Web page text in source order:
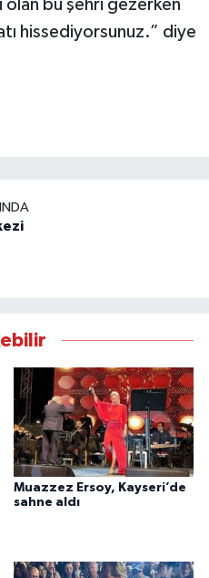
olan bu şehri gezerken
hissediyorsunuz.” diye
Muazzez Ersoy, Kayseri’de
sahne aldı